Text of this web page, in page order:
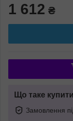
1 612 ₴
Що таке
Замовлення